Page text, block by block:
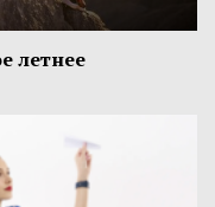
летнее